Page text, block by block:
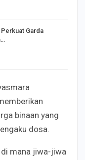
Garda
binaan yang
dosa.
mana jiwa-jiwa